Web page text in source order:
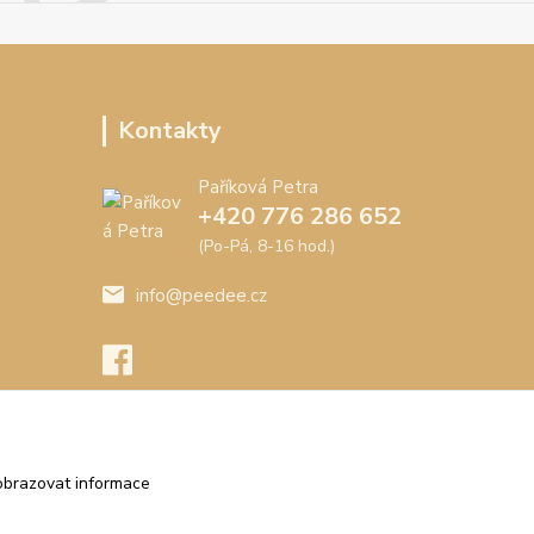
Kontakty
Paříková Petra
+420 776 286 652
(Po-Pá, 8-16 hod.)
info@peedee.cz
informace